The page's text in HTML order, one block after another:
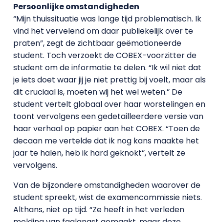
Persoonlijke omstandigheden
“Mijn thuissituatie was lange tijd problematisch. Ik
vind het vervelend om daar publiekelijk over te
praten”, zegt de zichtbaar geëmotioneerde
student. Toch verzoekt de COBEX-voorzitter de
student om de informatie te delen. “Ik wil niet dat
je iets doet waar jij je niet prettig bij voelt, maar als
dit cruciaal is, moeten wij het wel weten.” De
student vertelt globaal over haar worstelingen en
toont vervolgens een gedetailleerdere versie van
haar verhaal op papier aan het COBEX. “Toen de
decaan me vertelde dat ik nog kans maakte het
jaar te halen, heb ik hard geknokt”, vertelt ze
vervolgens.
Van de bijzondere omstandigheden waarover de
student spreekt, wist de examencommissie niets.
Althans, niet op tijd. “Ze heeft in het verleden